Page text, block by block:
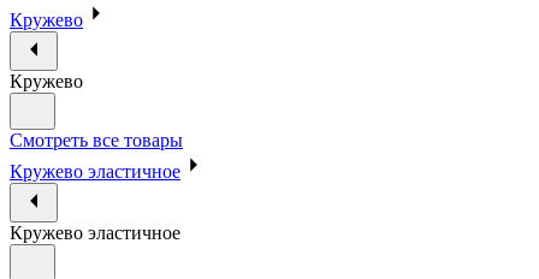
Кружево
Кружево
Смотреть все товары
Кружево эластичное
Кружево эластичное